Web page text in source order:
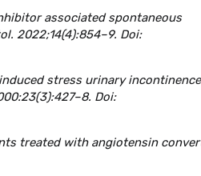
associated spontaneous
2022;14(4):854–9. Doi:
stress urinary
Doi:
treated with angiotensin